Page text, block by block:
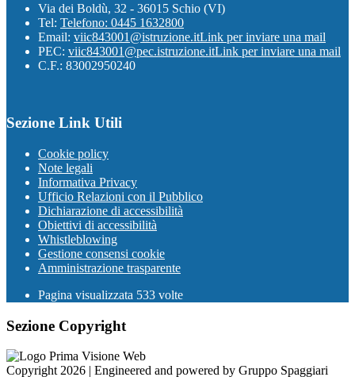
Via dei Boldù, 32 - 36015 Schio (VI)
Tel: Telefono: 0445 1632800
Email: viic843001@istruzione.itLink per inviare una mail
PEC: viic843001@pec.istruzione.itLink per inviare una mail
C.F.: 83002950240
Sezione Link Utili
Cookie policy
Note legali
Informativa Privacy
Ufficio Relazioni con il Pubblico
Dichiarazione di accessibilità
Obiettivi di accessibilità
Whistleblowing
Gestione consensi cookie
Amministrazione trasparente
Pagina visualizzata 533 volte
Sezione Copyright
Copyright 2026 | Engineered and powered by Gruppo Spaggiari